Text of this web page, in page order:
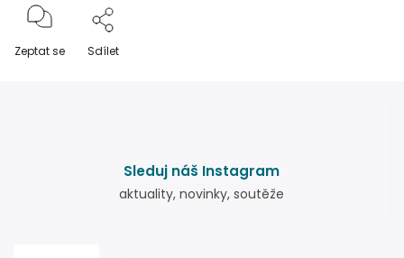
Zeptat se Sdílet
Sleduj náš Instagram
aktuality, novinky, soutěže